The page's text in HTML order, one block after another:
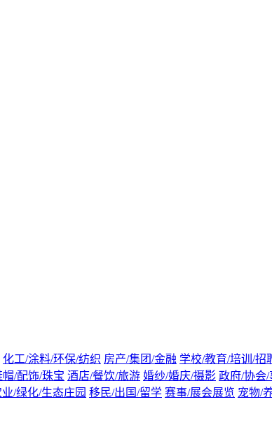
化工/涂料/环保/纺织 房产/集团/金融 学校/教育/培训/招
帽/配饰/珠宝 酒店/餐饮/旅游 婚纱/婚庆/摄影 政府/协会/
/绿化/生态庄园 移民/出国/留学 赛事/展会展览 宠物/